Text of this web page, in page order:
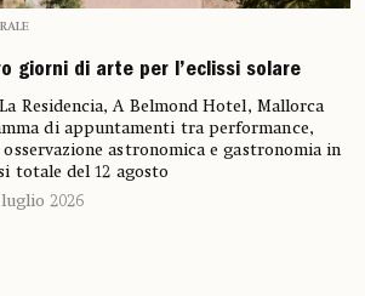
giorni di arte per l’eclissi solare
Residencia, A Belmond Hotel, Mallorca
di appuntamenti tra performance,
osservazione astronomica e gastronomia in
totale del 12 agosto
2026